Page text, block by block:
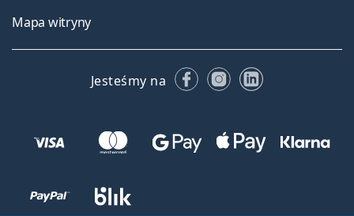
Mapa witryny
Jesteśmy na FacebookuInstagramie
LinkedIn